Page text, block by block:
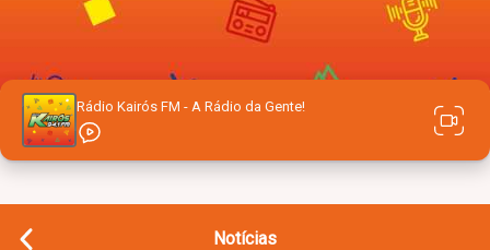
Rádio Kairós FM - A Rádio da Gente!
Notícias